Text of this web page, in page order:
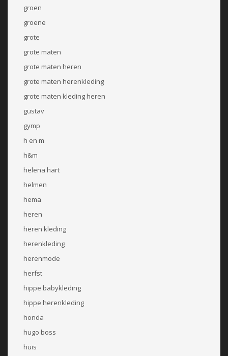
groen
groene
grote
grote maten
grote maten heren
grote maten herenkleding
grote maten kleding heren
gustav
gymp
h en m
h&m
helena hart
helmen
hema
heren
heren kleding
herenkleding
herenmode
herfst
hippe babykleding
hippe herenkleding
honda
hugo boss
huis